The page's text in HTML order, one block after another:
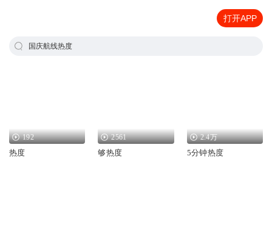
打开APP
国庆航线热度
192
热度
2561
够热度
2.4万
5分钟热度